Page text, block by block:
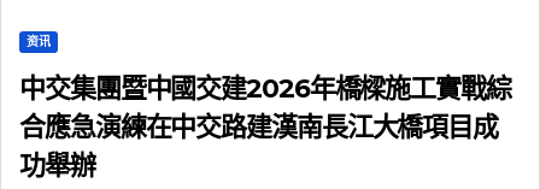
资讯
中交集團暨中國交建2026年橋樑施工實戰綜
合應急演練在中交路建漢南長江大橋項目成
功舉辦